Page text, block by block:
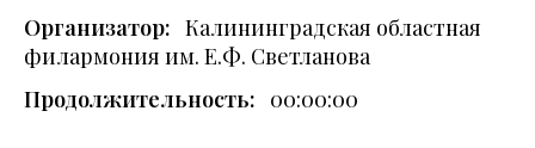
Организатор: Калининградская областная
филармония им. Е.Ф. Светланова
Продолжительность: 00:00:00